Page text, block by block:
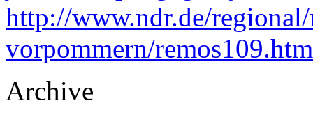
http://www.ndr.de/
vorpommern/
Archive